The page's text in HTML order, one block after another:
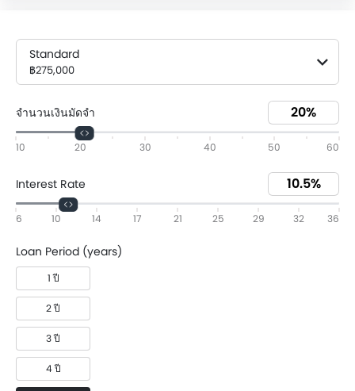
฿55,000 and monthly installment ฿4,728 (60). Browse
all of our current Yamaha เอส อาร์ 400 promos and be
confident you're finding an excellent deal on your new
nearest Yamaha dealer today.
Standard
฿275,000
จำนวนเงินมัดจำ
10 20 30 40 50 60
Interest Rate
6 10 14 17 21 25 29 32 36
Loan Period (years)
1 ปี
2 ปี
3 ปี
4 ปี